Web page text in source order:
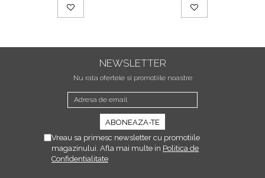
NEWSLETTER
Nu rata ofertele si promotiile noastre
Vreau sa primesc newsletter cu promotiile
magazinului. Afla mai multe in Politica de
Confidentialitate